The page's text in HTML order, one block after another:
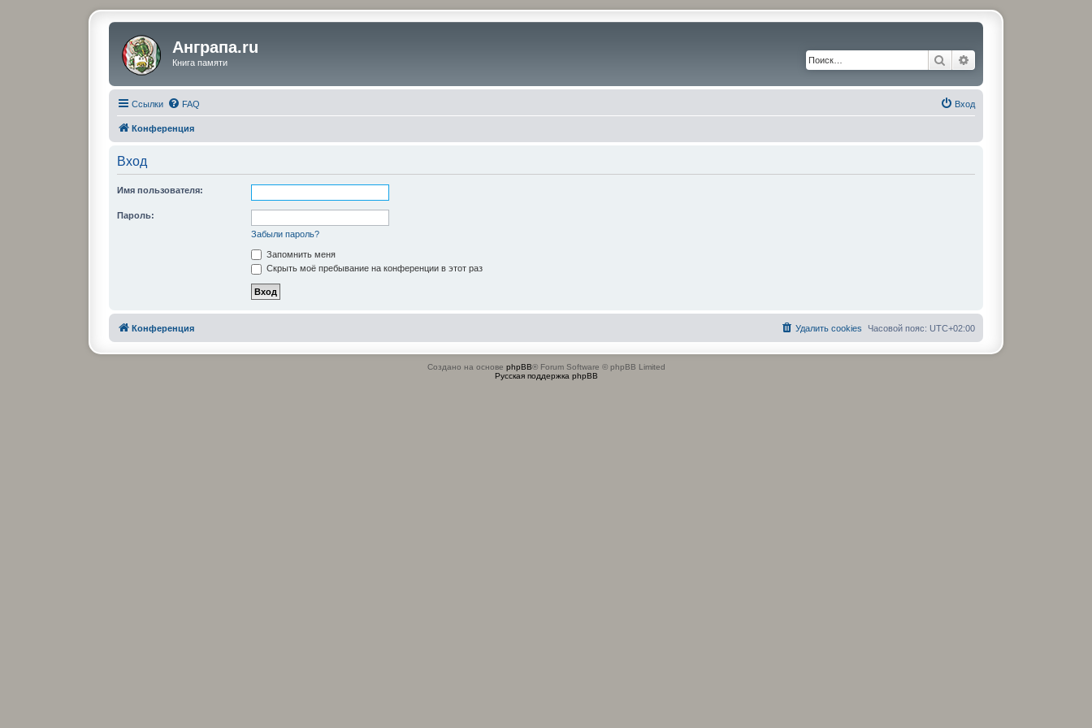
Анграпа.ru
Книга памяти Поиск
Ссылки FAQ Вход
Конференция
Вход
Имя пользователя:
Пароль:
Забыли пароль?
Запомнить меня
Скрыть моё пребывание на конференции в этот раз
Конференция Часовой пояс: UTC+02:00
Удалить cookies
Создано на основе phpBB® Forum Software © phpBB Limited
Русская поддержка phpBB